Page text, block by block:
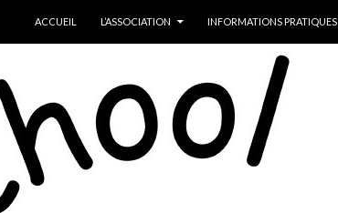
ACCUEIL
L’ASSOCIATION INFORMATIONS PRATIQUES